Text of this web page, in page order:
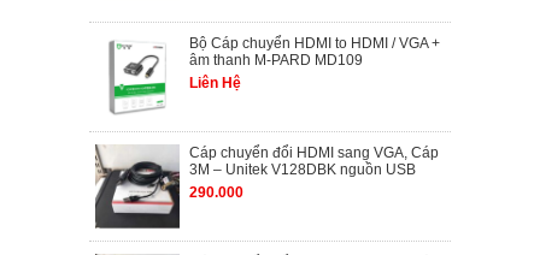
Bộ Cáp chuyển HDMI to HDMI / VGA +
âm thanh M-PARD MD109
Liên Hệ
Cáp chuyển đổi HDMI sang VGA, Cáp
3M – Unitek V128DBK nguồn USB
290.000